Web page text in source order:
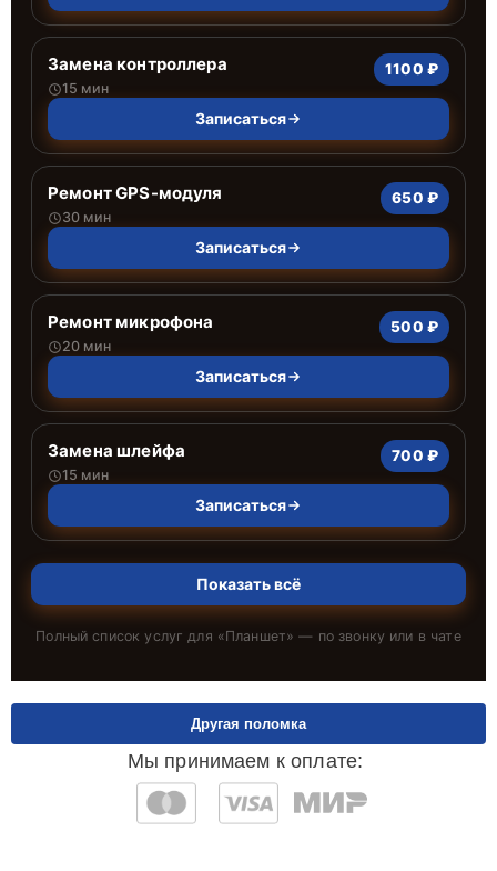
Замена контроллера
15 мин
1100 ₽
Записаться
Ремонт GPS-модуля
30 мин
650 ₽
Записаться
Ремонт микрофона
20 мин
500 ₽
Записаться
Замена шлейфа
15 мин
700 ₽
Записаться
Показать всё
Полный список услуг для «Планшет» — по звонку или в чате
Мы принимаем к оплате:
Другая поломка